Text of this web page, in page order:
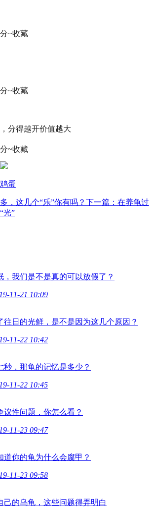
分得越开价值越大
鸡蛋
，这几个“乐”你有吗？ 下一篇：在养龟过
光”
，我们是不是真的可以放假了？
11-21 10:09
往日的光鲜，是不是因为这几个原因？
11-22 10:42
秒，那龟的记忆是多少？
11-22 10:45
议性问题，你怎么看？
11-23 09:47
道你的龟为什么会腐甲？
11-23 09:58
己的乌龟，这些问题得弄明白